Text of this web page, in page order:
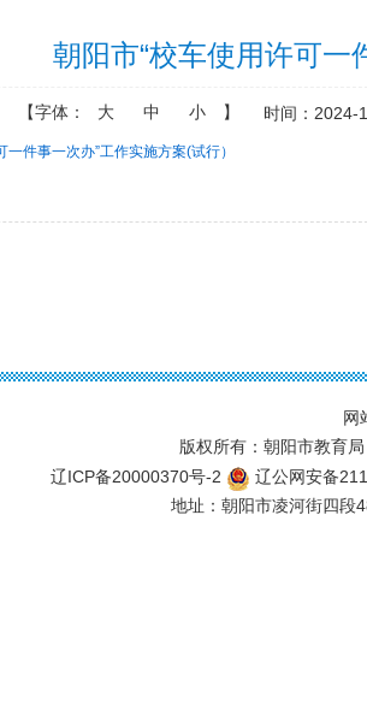
朝阳市“校车使用许可一
【字体： 大 中 小 】 时间：2024-
一件事一次办”工作实施方案(试行）
网
版权所有：朝阳市教育
辽ICP备20000370号-2
辽公网安备
地址：朝阳市凌河街四